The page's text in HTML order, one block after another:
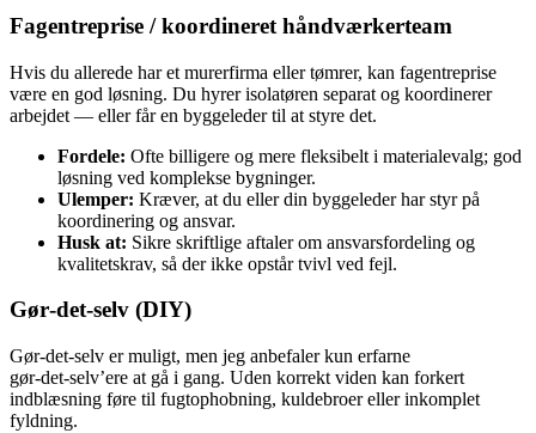
Fagentreprise / koordineret håndværkerteam
Hvis du allerede har et murerfirma eller tømrer, kan fagentreprise
være en god løsning. Du hyrer isolatøren separat og koordinerer
arbejdet — eller får en byggeleder til at styre det.
Fordele: Ofte billigere og mere fleksibelt i materialevalg; god
løsning ved komplekse bygninger.
Ulemper: Kræver, at du eller din byggeleder har styr på
koordinering og ansvar.
Husk at: Sikre skriftlige aftaler om ansvarsfordeling og
kvalitetskrav, så der ikke opstår tvivl ved fejl.
Gør‑det‑selv (DIY)
Gør‑det‑selv er muligt, men jeg anbefaler kun erfarne
gør‑det‑selv’ere at gå i gang. Uden korrekt viden kan forkert
indblæsning føre til fugtophobning, kuldebroer eller inkomplet
fyldning.